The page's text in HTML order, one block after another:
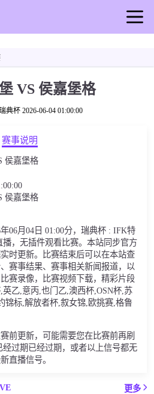
VS 侯嘉堡格
典杯 2026-06-04 01:00:00
赛事说明
侯嘉堡格
侯嘉堡格
06月04日 01:00分，瑞典杯 : IFK特
，无插件观看比赛。本站同步官方
时更新。比赛结束后可以在本站查
赛事结果、赛事相关新闻报道，以
赛录像，比赛视频下载，精彩片段
乙,意丙,也门乙,澳西杯,OSN杯,苏
锦标,解放者杯,叙女锦,欧挑赛,格鲁
前更新，可能需要您在比赛前再刷
过期已经过期，或者以上信号都无
直播信号。
更多